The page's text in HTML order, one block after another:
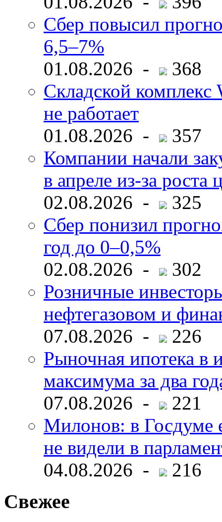
Сбер повысил
6,5–7%
01.08.2026 -
368
Складской комплекс
не работает
01.08.2026 -
357
Компании начали
в апреле из-за роста
02.08.2026 -
325
Сбер понизил
год до 0–0,5%
02.08.2026 -
302
Розничные
нефтегазовом и
07.08.2026 -
226
Рыночная ипотека в
максимума за два
07.08.2026 -
221
Милонов: в Госдуме
не видели в
04.08.2026 -
216
Свежее